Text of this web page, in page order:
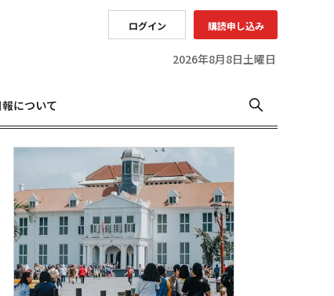
ログイン 購読申し込み
2026年8月8日土曜日
について